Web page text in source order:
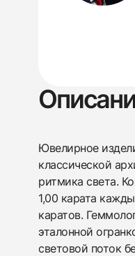
Ювелирное
классической
ритмика света.
1,00 карата
каратов.
эталонной
световой поток